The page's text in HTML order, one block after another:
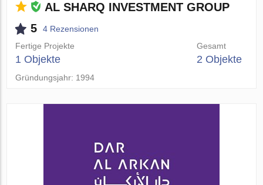
AL SHARQ INVESTMENT GROUP
5
4 Rezensionen
Fertige Projekte
1 Objekte
Gesamt
2 Objekte
Gründungsjahr: 1994